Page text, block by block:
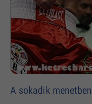
A sokadik menetben